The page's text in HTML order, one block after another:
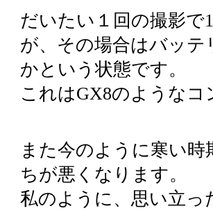
だいたい１回の撮影で
が、その場合はバッ
かという状態です。
これはGX8のような
また今のように寒い
ちが悪くなります。
私のように、思い立